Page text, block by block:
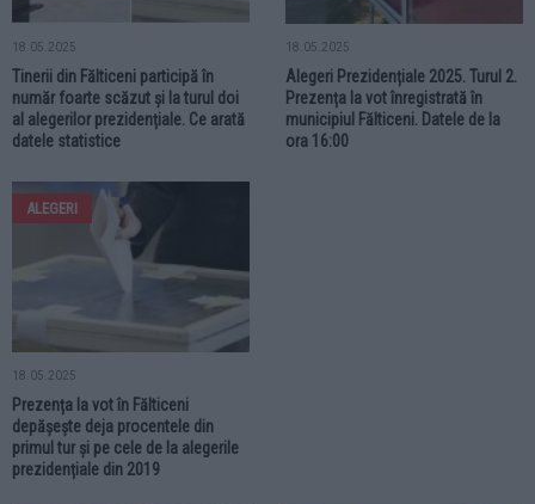
18.05.2025
Tinerii din Fălticeni participă în
număr foarte scăzut și la turul doi
al alegerilor prezidențiale. Ce arată
datele statistice
18.05.2025
Alegeri Prezidențiale 2025. Turul 2.
Prezența la vot înregistrată în
municipiul Fălticeni. Datele de la
ora 16:00
ALEGERI
18.05.2025
Prezența la vot în Fălticeni
depășește deja procentele din
primul tur și pe cele de la alegerile
prezidențiale din 2019